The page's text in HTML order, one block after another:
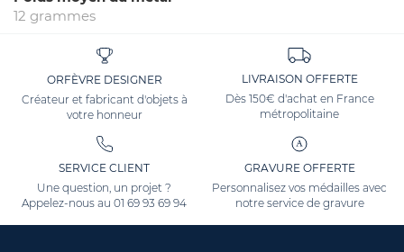
12 grammes
ORFÈVRE DESIGNER
Créateur et fabricant d'objets à
votre honneur
LIVRAISON OFFERTE
Dès 150€ d'achat en France
métropolitaine
SERVICE CLIENT
Une question, un projet ?
Appelez-nous au01 69 93 69 94
GRAVURE OFFERTE
Personnalisez vos médailles avec
notre service de gravure